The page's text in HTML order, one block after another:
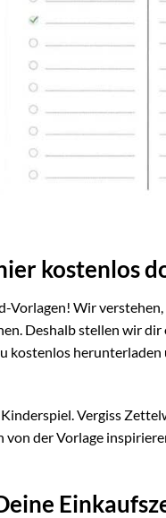
kostenlos
Wir
Deshalb stellen wir
kostenlos
Vergiss
der Vorlage